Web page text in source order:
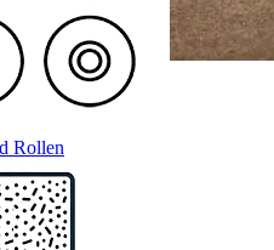
Rollen